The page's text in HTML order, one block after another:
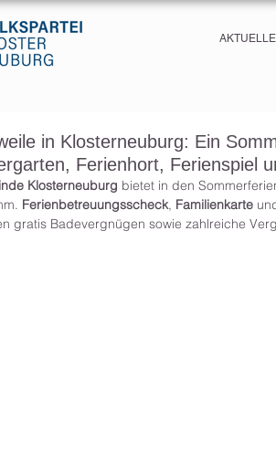
in Klosterneuburg: Ein
Ferienhort, Ferienspiel
Klosterneuburg bietet in den
Ferienbetreuungsscheck, Familienkarte
gratis Badevergnügen sowie zahlreiche